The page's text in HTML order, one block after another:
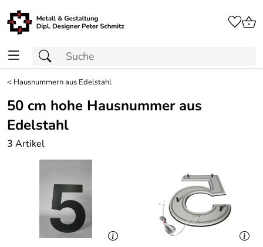
< Hausnummern aus Edelstahl
50 cm hohe Hausnummer aus
Edelstahl
3 Artikel